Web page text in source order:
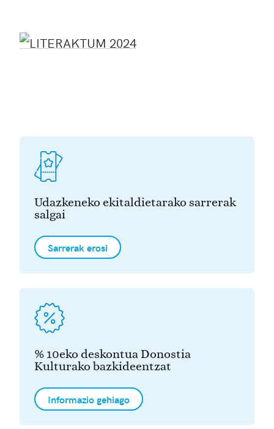
Udazkeneko ekitaldietarako sarrerak
salgai
Sarrerak erosi
% 10eko deskontua Donostia
Kulturako bazkideentzat
Informazio gehiago